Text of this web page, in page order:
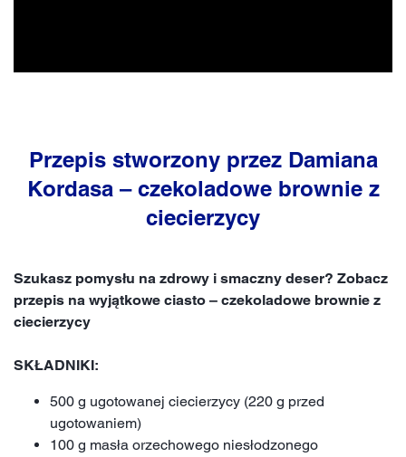
Przepis stworzony przez Damiana
Kordasa – czekoladowe brownie z
ciecierzycy
Szukasz pomysłu na zdrowy i smaczny deser? Zobacz
przepis na wyjątkowe ciasto – czekoladowe brownie z
ciecierzycy
SKŁADNIKI:
500 g ugotowanej ciecierzycy (220 g przed
ugotowaniem)
100 g masła orzechowego niesłodzonego